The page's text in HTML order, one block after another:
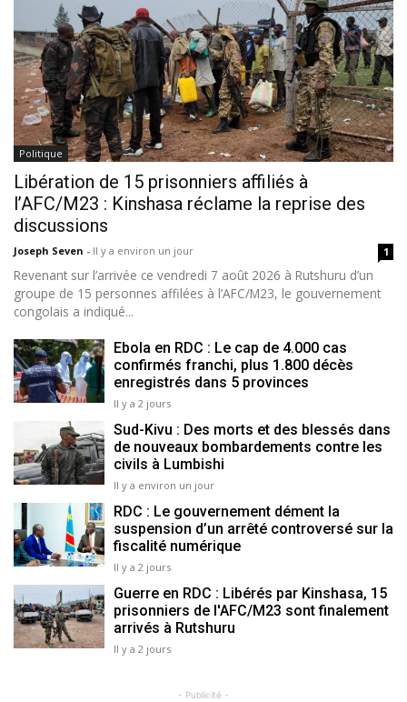
Politique
Libération de 15 prisonniers affiliés à
l’AFC/M23 : Kinshasa réclame la reprise des
discussions
Joseph Seven - Il y a environ un jour 1
Revenant sur l’arrivée ce vendredi 7 août 2026 à Rutshuru d’un
groupe de 15 personnes affilées à l’AFC/M23, le gouvernement
congolais a indiqué...
Ebola en RDC : Le cap de 4.000 cas
confirmés franchi, plus 1.800 décès
enregistrés dans 5 provinces
Il y a 2 jours
Sud-Kivu : Des morts et des blessés dans
de nouveaux bombardements contre les
civils à Lumbishi
Il y a environ un jour
RDC : Le gouvernement dément la
suspension d’un arrêté controversé sur la
fiscalité numérique
Il y a 2 jours
Guerre en RDC : Libérés par Kinshasa, 15
prisonniers de l'AFC/M23 sont finalement
arrivés à Rutshuru
Il y a 2 jours
- Publicité -